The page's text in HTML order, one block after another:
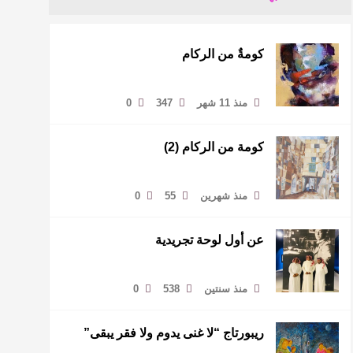
كومةٌ من الركام
منذ 11 شهر 347
0
كومة من الركام (2)
منذ شهرين 55
0
عن أول لوحة تجريدية
منذ سنتين 538
0
ريبورتاج “لا غنى يدوم ولا فقر يبقى”